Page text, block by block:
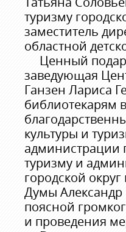
туризму
заместитель
областной
Ценный
заведующая
Ганзен Лариса
библиотекарям
культуры и
администрации
туризму и
городской
Думы Александр
поясной
и проведения